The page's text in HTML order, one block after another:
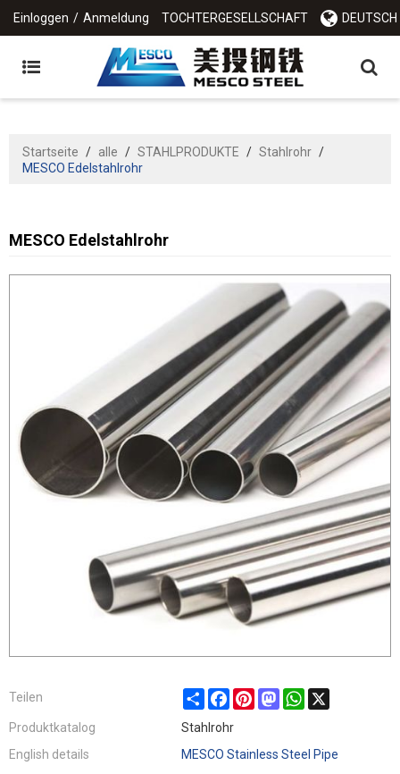
Einloggen / Anmeldung TOCHTERGESELLSCHAFT DEUTSCH
Startseite / alle / STAHLPRODUKTE / Stahlrohr /
MESCO Edelstahlrohr
MESCO Edelstahlrohr
Teilen ShareFacebookPinterestMastodonWhatsApp
Produktkatalog
Stahlrohr
English details
MESCO Stainless Steel Pipe